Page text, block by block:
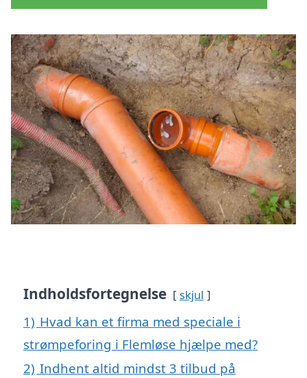
Indholdsfortegnelse skjul
1) Hvad kan et firma med speciale i
strømpeforing i Flemløse hjælpe med?
2) Indhent altid mindst 3 tilbud på